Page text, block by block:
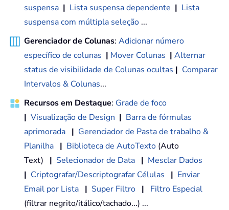
suspensa | Lista suspensa dependente | Lista
suspensa com múltipla seleção ...
Gerenciador de Colunas: Adicionar número
específico de colunas | Mover Colunas | Alternar
status de visibilidade de Colunas ocultas | Comparar
Intervalos & Colunas...
Recursos em Destaque: Grade de foco
| Visualização de Design | Barra de fórmulas
aprimorada | Gerenciador de Pasta de trabalho &
Planilha | Biblioteca de AutoTexto (Auto
Text) | Selecionador de Data | Mesclar Dados
| Criptografar/Descriptografar Células | Enviar
Email por Lista | Super Filtro |
Filtro Especial
(filtrar negrito/itálico/tachado...) ...